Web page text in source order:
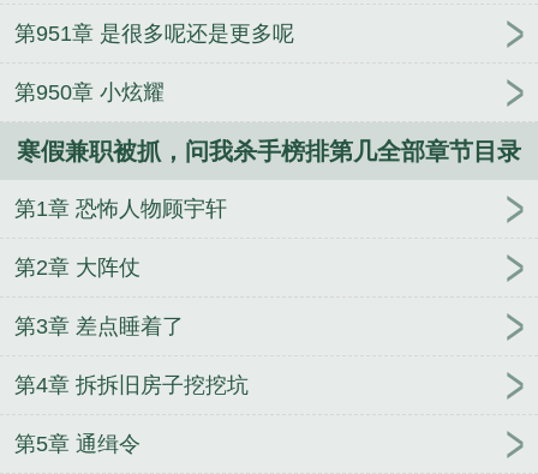
是你说的拆拆旧房子？ 把米国的一座三万人的军
事基地拆了，因为塌方活埋了五百多米军，你居然把
这称为拆旧房子？你以为你是拆迁队啊？...
起吃精心创作的都市小说类小说。
工资吗
寒假兼职哪里找 问我杀手榜排第几土豆茄子
假兼职学生 暑假寒假兼职
寒假最赚
钱的兼职 寒假兼职要注意什么 寒假兼职好吗 学生
寒假兼职一般多少钱一天
寒假兼职是什么意思
寒假
兼职做什么比较好 寒假兼职一个月多少钱
寒暑假学
一般多少钱
寒假兼职一
第几免费阅读
寒假兼职推荐
寒假做
寒假兼职什么比较好
寒假学生兼职
寒假兼职 知乎
寒假兼职做什么工资高
寒假兼职什么
行业
我只想苟长生，你们却逼我强无敌
云家小九超
第951章 是很多呢还是更多呢
第950章 小炫耀
寒假兼职被抓，问我杀手榜排第几全部章节目录
第1章 恐怖人物顾宇轩
第2章 大阵仗
第3章 差点睡着了
第4章 拆拆旧房子挖挖坑
第5章 通缉令